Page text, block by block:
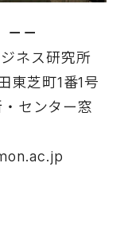
－
ネス研究所
芝町1番1号
センター窓